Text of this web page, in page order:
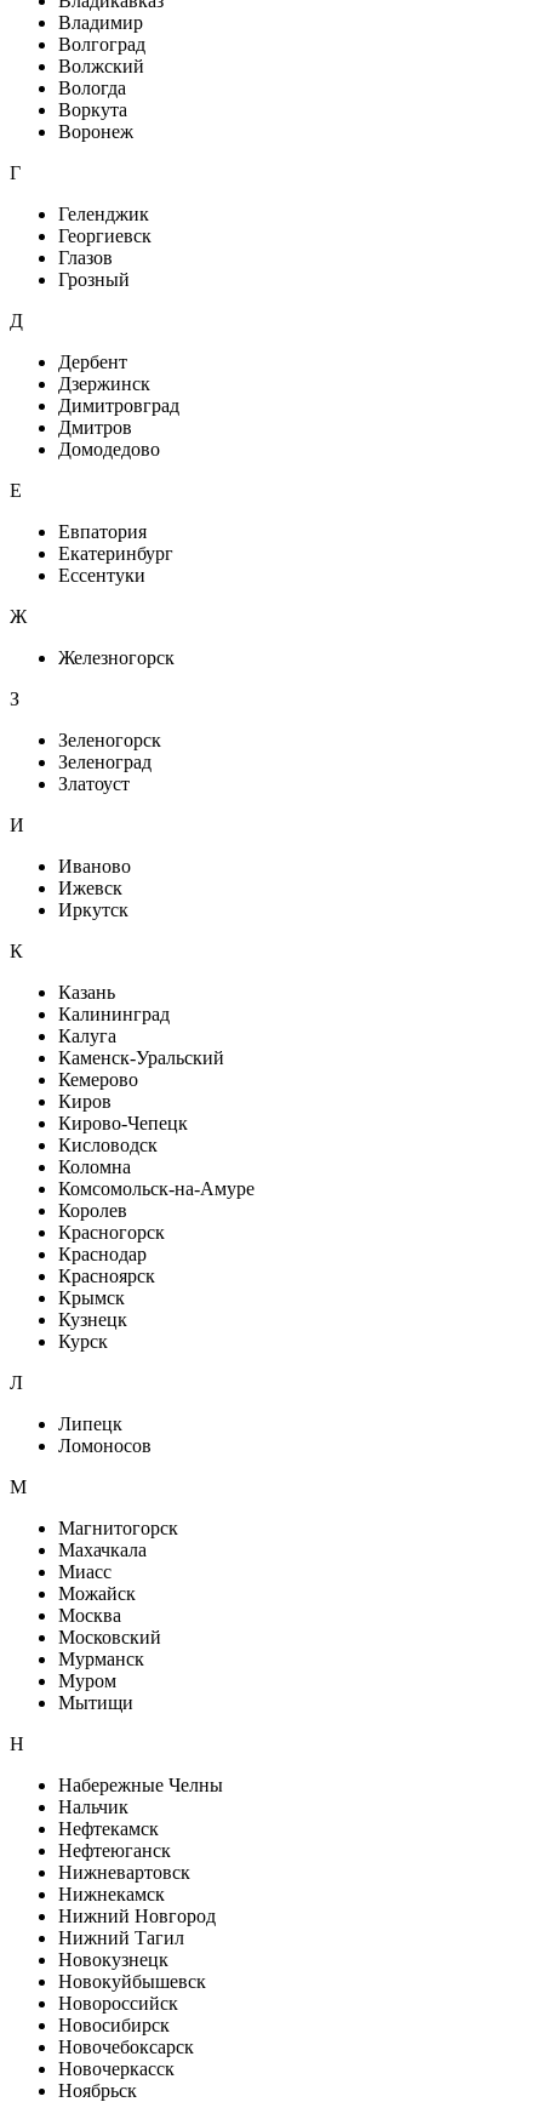
Владимир
Волгоград
Волжский
Вологда
Воркута
Воронеж
Г
Геленджик
Георгиевск
Глазов
Грозный
Д
Дербент
Дзержинск
Димитровград
Дмитров
Домодедово
Е
Евпатория
Екатеринбург
Ессентуки
Ж
Железногорск
З
Зеленогорск
Зеленоград
Златоуст
И
Иваново
Ижевск
Иркутск
К
Казань
Калининград
Калуга
Каменск-Уральский
Кемерово
Киров
Кирово-Чепецк
Кисловодск
Коломна
Комсомольск-на-Амуре
Королев
Красногорск
Краснодар
Красноярск
Крымск
Кузнецк
Курск
Л
Липецк
Ломоносов
М
Магнитогорск
Махачкала
Миасс
Можайск
Москва
Московский
Мурманск
Муром
Мытищи
Н
Набережные Челны
Нальчик
Нефтекамск
Нефтеюганск
Нижневартовск
Нижнекамск
Нижний Новгород
Нижний Тагил
Новокузнецк
Новокуйбышевск
Новороссийск
Новосибирск
Новочебоксарск
Новочеркасск
Ноябрьск